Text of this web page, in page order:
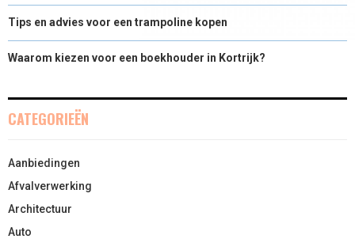
Tips en advies voor een trampoline kopen
Waarom kiezen voor een boekhouder in Kortrijk?
CATEGORIEËN
Aanbiedingen
Afvalverwerking
Architectuur
Auto